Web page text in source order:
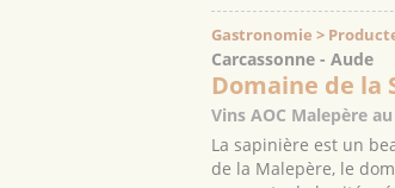
Gastronomie >
Carcassonne - Aude
Domaine de la
Vins AOC Malepère
La sapinière est un
de la Malepère, le